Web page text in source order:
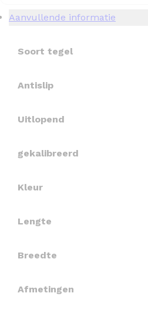
Aanvullende informatie
Soort tegel
Antislip
Uitlopend
gekalibreerd
Kleur
Lengte
Breedte
Afmetingen